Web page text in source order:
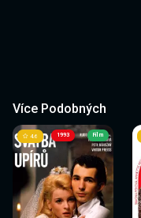
Více Podobných
1993
4.6 Film